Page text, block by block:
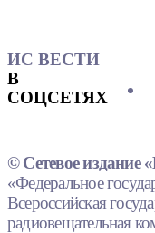
ИС ВЕСТИ
В
СОЦСЕТЯХ
© Сетевое издание
«Федеральное
Всероссийская
радиовещательная